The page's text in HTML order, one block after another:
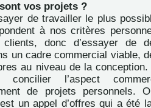
vos projets ?
de travailler le plus
à nos critères
donc d’essayer de
un cadre commercial viable,
au niveau de la conception.
l’aspect
de projets personnels.
un appel d’offres qui a été